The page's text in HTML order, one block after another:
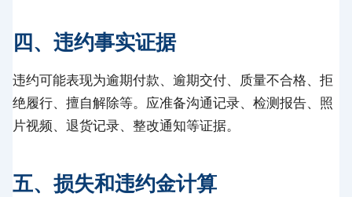
四、违约事实证据
违约可能表现为逾期付款、逾期交付、质量不合格、拒
绝履行、擅自解除等。应准备沟通记录、检测报告、照
片视频、退货记录、整改通知等证据。
五、损失和违约金计算